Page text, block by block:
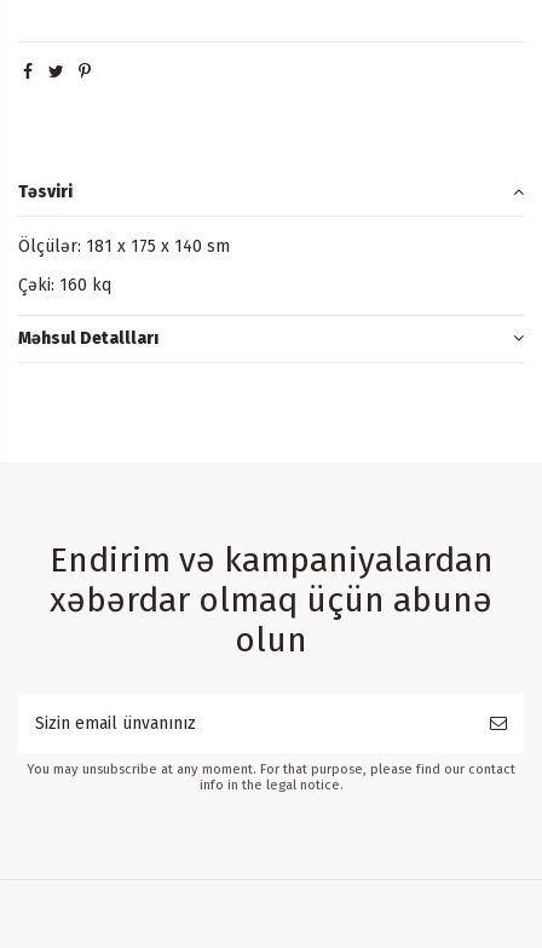
Təsviri
Ölçülər: 181 x 175 x 140 sm
Çəki: 160 kq
Məhsul Detallları
Endirim və kampaniyalardan
xəbərdar olmaq üçün abunə
olun
You may unsubscribe at any moment. For that purpose, please find our contact
info in the legal notice.